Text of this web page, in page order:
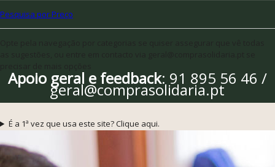
Pesquisa por Preço
Apoio geral e feedback: 91 895 56 46 /
geral@comprasolidaria.pt
É a 1ª vez que usa este site? Clique aqui.